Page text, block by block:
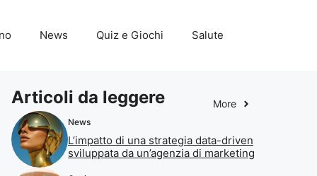
News Quiz e Giochi Salute
Articoli da leggere More
News
L’impatto di una strategia data-driven
sviluppata da un’agenzia di marketing